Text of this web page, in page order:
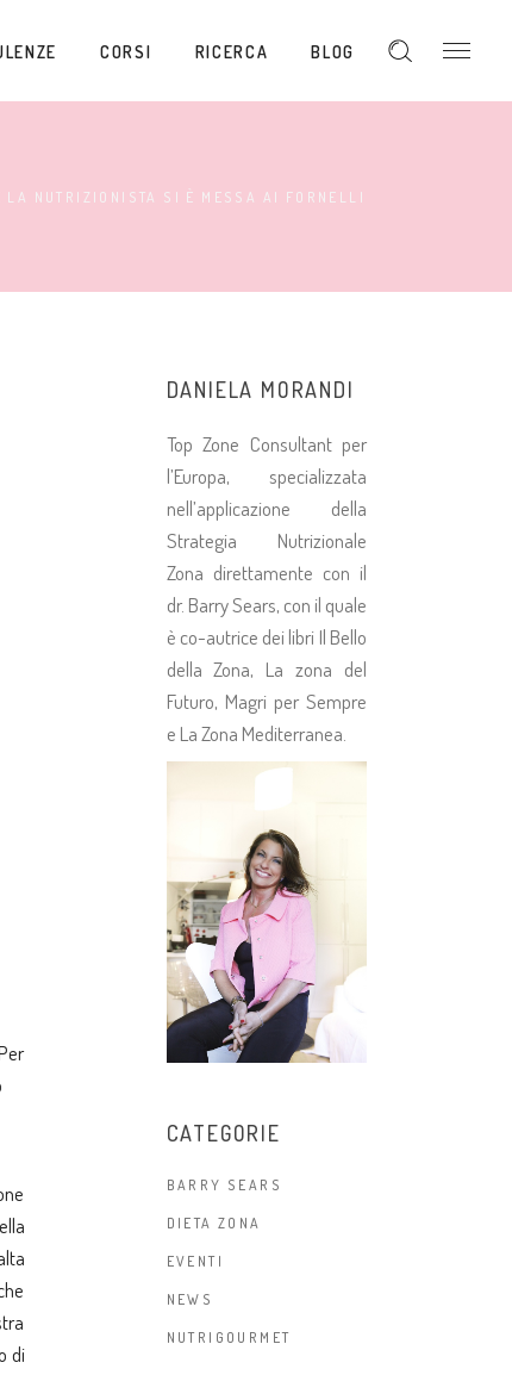
CORSI RICERCA BLOG
LA NUTRIZIONISTA SI È MESSA AI FORNELLI
di
DANIELA MORANDI
Top Zone Consultant per
l’Europa, specializzata
nell’applicazione della
Strategia Nutrizionale
Zona direttamente con il
dr. Barry Sears, con il quale
è co-autrice dei libri Il Bello
della Zona, La zona del
Futuro, Magri per Sempre
e La Zona Mediterranea.
CATEGORIE
BARRY SEARS
DIETA ZONA
EVENTI
NEWS
NUTRIGOURMET